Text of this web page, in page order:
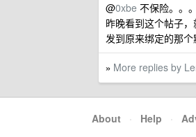
@0xbe 不保险。。。
昨晚看到这个帖子
发到原来绑定的那
» More replies by
About · Help ·